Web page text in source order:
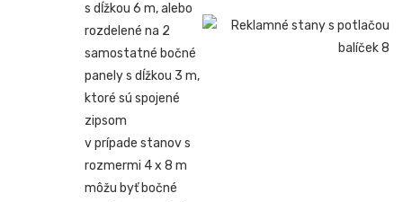
s dĺžkou 6 m, alebo
rozdelené na 2
samostatné bočné
panely s dĺžkou 3 m,
ktoré sú spojené
zipsom
v prípade stanov s
rozmermi 4 x 8 m
môžu byť bočné